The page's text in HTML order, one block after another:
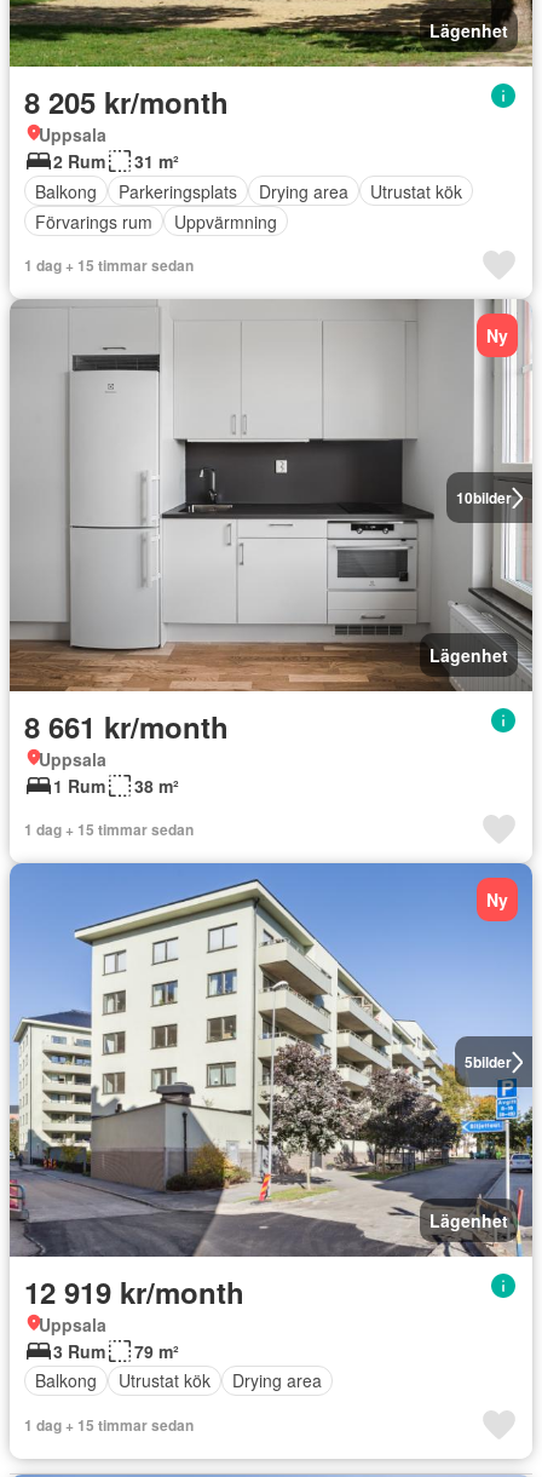
Lägenhet
8 205 kr/month
Uppsala
2 Rum
31 m²
Balkong
Parkeringsplats Drying area
Utrustat kök
Förvarings rum
Uppvärmning
1 dag + 15 timmar sedan
10bilder
Ny
Lägenhet
8 661 kr/month
Uppsala
1 Rum
38 m²
1 dag + 15 timmar sedan
5bilder
Ny
Lägenhet
12 919 kr/month
Uppsala
3 Rum
79 m²
Balkong
Utrustat kök Drying area
1 dag + 15 timmar sedan